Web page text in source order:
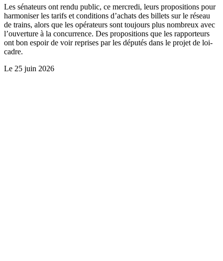
Les sénateurs ont rendu public, ce mercredi, leurs propositions pour
harmoniser les tarifs et conditions d’achats des billets sur le réseau
de trains, alors que les opérateurs sont toujours plus nombreux avec
l’ouverture à la concurrence. Des propositions que les rapporteurs
ont bon espoir de voir reprises par les députés dans le projet de loi-
cadre.
Le 25 juin 2026